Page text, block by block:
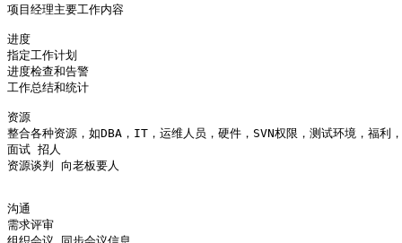
项目经理主要工作内容
进度
指定工作计划
进度检查和告警
工作总结和统计
资源
整合各种资源，如DBA，IT，运维人员，硬件，SVN权限，测试环境，福利
面试 招人
资源谈判 向老板要人
沟通
需求评审